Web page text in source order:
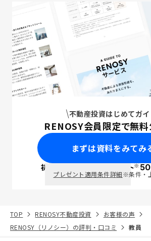
不動産投資はじめてガイ
RENOSY会員限定で無料
まずは資料をみてみ
初回面談で ポイント※
プレゼント適用条件詳細※条件・
TOP RENOSY不動産投資
お客様の声
RENOSY（リノシー）の評判・口コミ
教員